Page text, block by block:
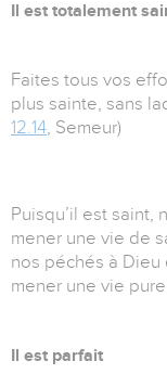
Il est totalement
Faites tous vos
plus sainte, sans
12.14, Semeur)
Puisqu’il est saint,
mener une vie de
nos péchés à Dieu
mener une vie
Il est parfait